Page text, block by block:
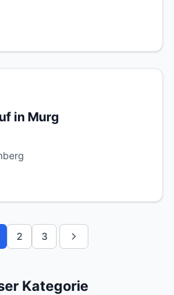
in Murg
2 3
Kategorie